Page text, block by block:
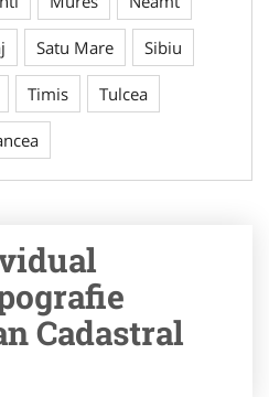
Satu Mare Sibiu
Timis Tulcea
Cadastral